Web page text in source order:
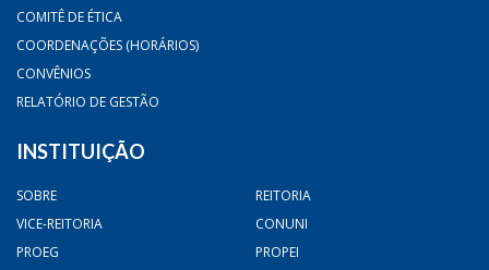
COMITÊ DE ÉTICA
COORDENAÇÕES (HORÁRIOS)
CONVÊNIOS
RELATÓRIO DE GESTÃO
INSTITUIÇÃO
SOBRE
REITORIA
VICE-REITORIA
CONUNI
PROEG
PROPEI